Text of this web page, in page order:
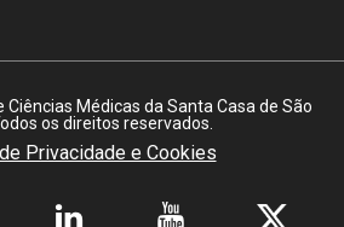
Médicas da Santa Casa de São
os direitos reservados.
Privacidade e Cookies